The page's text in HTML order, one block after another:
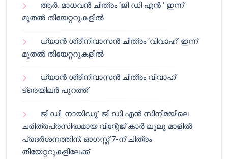
ആർ. മാധവൻ ചിത്രം ‘ജി ഡി എൻ ‘ ഇന്ന്
മുതൽ തിയേറ്ററുകളിൽ
ധ്യാൻ ശ്രീനിവാസൻ ചിത്രം ‘വിവാഹ്’ ഇന്ന്
മുതൽ തിയേറ്ററുകളിൽ
ധ്യാൻ ശ്രീനിവാസൻ ചിത്രം വിവാഹ്
ട്രെയിലർ പുറത്ത്
ജി.ഡി. നായിഡു’ ജി ഡി എൻ സിനിമയിലെ
ചരിത്രപ്രസിദ്ധമായ വിന്റേജ് കാർ ലുലു മാളിൽ
പ്രദർശനത്തിന്; ഓഗസ്റ്റ് 7-ന് ചിത്രം
തിയേറ്ററുകളിലേക്ക്